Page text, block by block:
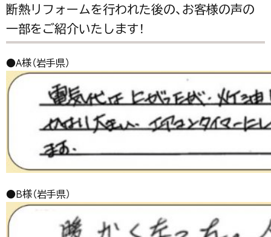
断熱リフォームを行われた後の、お客様の声の
一部をご紹介いたします！
●A様（岩手県）
●B様（岩手県）